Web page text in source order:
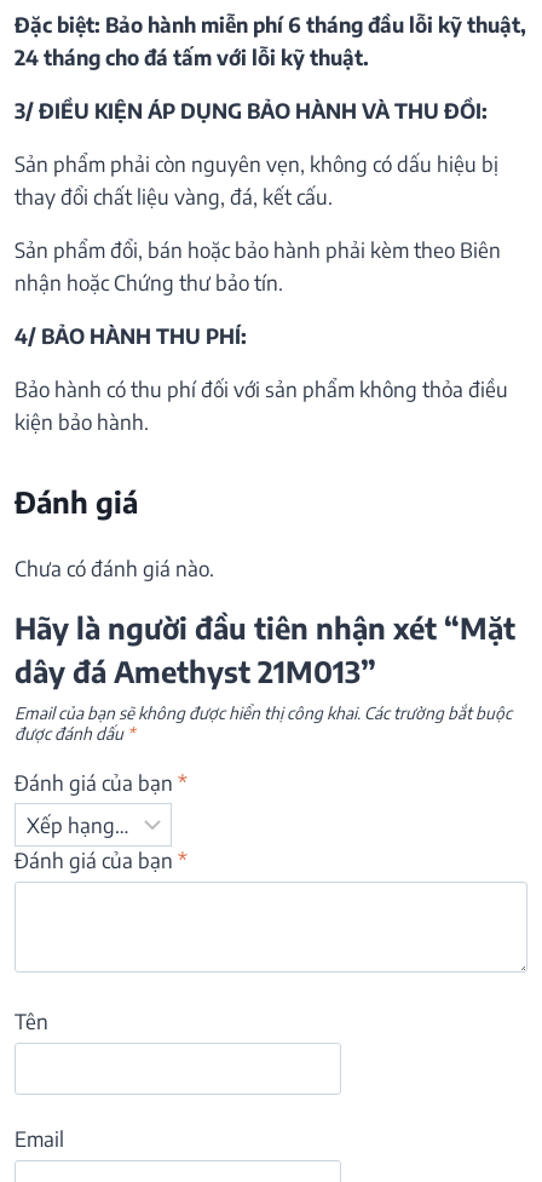
Đặc biệt: Bảo hành miễn phí 6 tháng đầu lỗi kỹ thuật,
24 tháng cho đá tấm với lỗi kỹ thuật.
3/ ĐIỀU KIỆN ÁP DỤNG BẢO HÀNH VÀ THU ĐỒI:
Sản phẩm phải còn nguyên vẹn, không có dấu hiệu bị
thay đổi chất liệu vàng, đá, kết cấu.
Sản phẩm đổi, bán hoặc bảo hành phải kèm theo Biên
nhận hoặc Chứng thư bảo tín.
4/ BẢO HÀNH THU PHÍ:
Bảo hành có thu phí đối với sản phẩm không thỏa điều
kiện bảo hành.
Đánh giá
Chưa có đánh giá nào.
Hãy là người đầu tiên nhận xét “Mặt
dây đá Amethyst 21M013”
Email của bạn sẽ không được hiển thị công khai. Các trường bắt buộc
được đánh dấu *
Đánh giá của bạn *
Đánh giá của bạn *
Tên
Email